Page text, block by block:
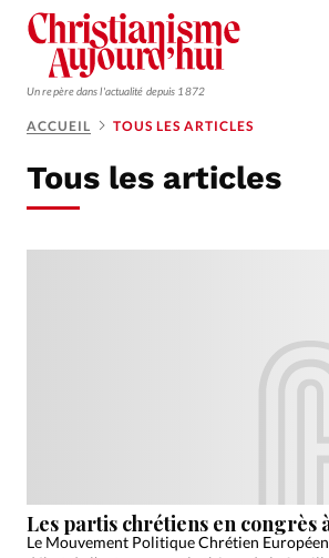
Un repère dans l'actualité depuis 1872
Monde
Devise:CHF
ACCUEIL TOUS LES ARTICLES
Tous les articles
Les partis chrétiens en congrès
Le Mouvement Politique Chrétien